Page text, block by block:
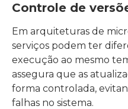
Controle de
Em arquiteturas de
serviços podem ter
execução ao mesmo
assegura que as
forma controlada,
falhas no sistema.